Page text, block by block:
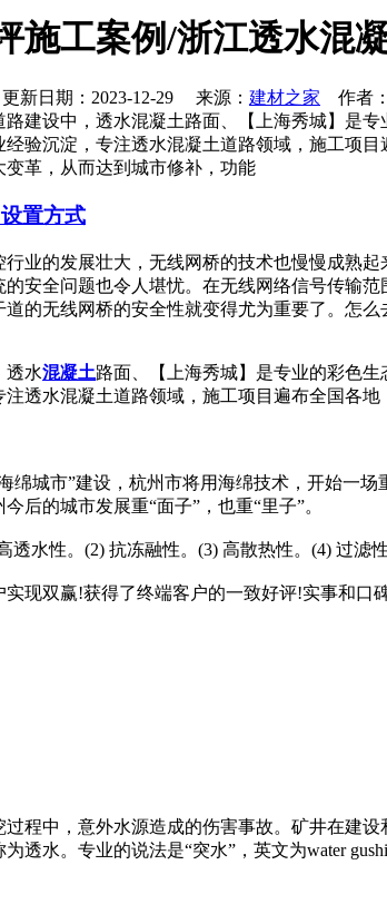
施工案例/浙江透水混
更新日期：2023-12-29 来源： 建材之家 作者
建设中，透水混凝土路面、【上海秀城】是
经验沉淀，专注透水混凝土道路领域，施工项
革，从而达到城市修补，功能
置方式
业的发展壮大，无线网桥的技术也慢慢成熟
安全问题也令人堪忧。在无线网络信号传输
的无线网桥的安全性就变得尤为重要了。怎么
透水混凝土路面、【上海秀城】是专业的彩色
透水混凝土道路领域，施工项目遍布全国各地
绵城市”建设，杭州市将用海绵技术，开始一
后的城市发展重“面子”，也重“里子”。
透水性。(2) 抗冻融性。(3) 高散热性。(4) 过滤
实现双赢!获得了终端客户的一致好评!实事和
程中，意外水源造成的伤害事故。矿井在建
透水。专业的说法是“突水”，英文为water